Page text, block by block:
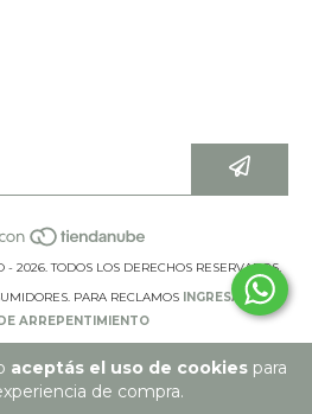
aceptás el uso de cookiespara
de compra.
2026. TODOS LOS DERECHOS RESERVADOS.
PARA RECLAMOS INGRESÁ ACÁ.
ARREPENTIMIENTO